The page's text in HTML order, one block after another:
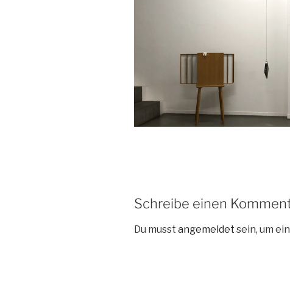
Schreibe einen
Du musst angemeldet sein, um